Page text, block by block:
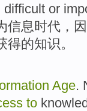
difficult or
信息时代，
得的知识。
Age.
to